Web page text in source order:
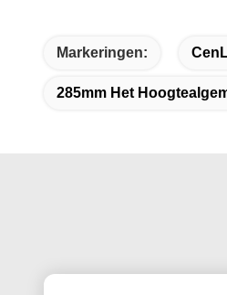
Markeringen:
285mm Het